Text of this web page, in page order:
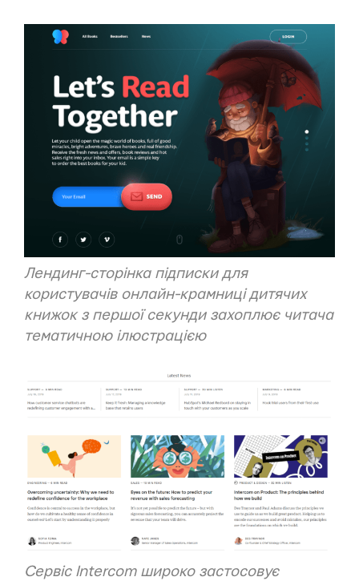
Лендинг-сторінкапідписки для
користувачів онлайн-крамниці дитячих
книжок з першої секунди захоплює читача
тематичною ілюстрацією
Сервіс Intercomшироко застосовує